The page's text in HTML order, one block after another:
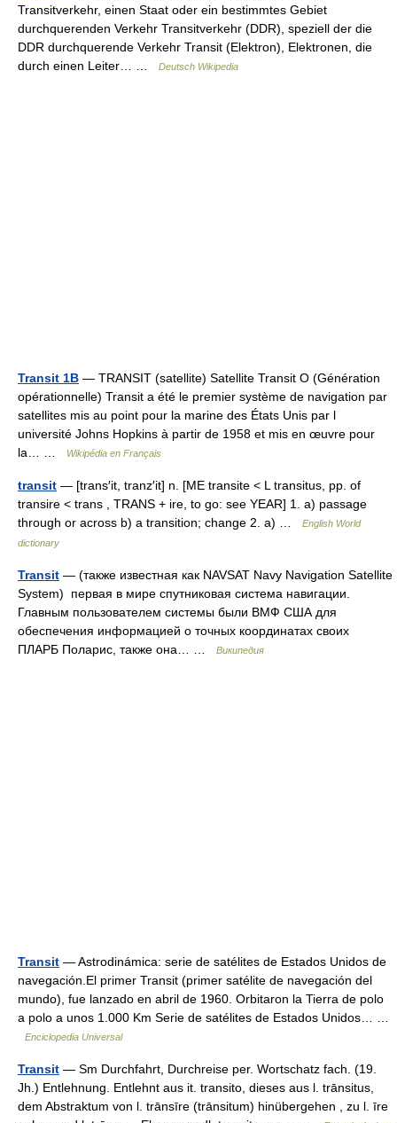
Transitverkehr, einen Staat oder ein bestimmtes Gebiet
durchquerenden Verkehr Transitverkehr (DDR), speziell der die
DDR durchquerende Verkehr Transit (Elektron), Elektronen, die
durch einen Leiter… …
Deutsch Wikipedia
Transit 1B — TRANSIT (satellite) Satellite Transit O (Génération
opérationnelle) Transit a été le premier système de navigation par
satellites mis au point pour la marine des États Unis par l
université Johns Hopkins à partir de 1958 et mis en œuvre pour
la… …
Wikipédia en Français
transit — [trans′it, tranz′it] n. [ME transite < L transitus, pp. of
transire < trans , TRANS + ire, to go: see YEAR] 1. a) passage
through or across b) a transition; change 2. a) …
English World
dictionary
Transit — (также известная как NAVSAT Navy Navigation Satellite
System) первая в мире спутниковая система навигации.
Главным пользователем системы были ВМФ США для
обеспечения информацией о точных координатах своих
ПЛАРБ Поларис, также она… …
Википедия
Transit — Astrodinámica: serie de satélites de Estados Unidos de
navegación.El primer Transit (primer satélite de navegación del
mundo), fue lanzado en abril de 1960. Orbitaron la Tierra de polo
a polo a unos 1.000 Km Serie de satélites de Estados Unidos… …
Enciclopedia Universal
Transit — Sm Durchfahrt, Durchreise per. Wortschatz fach. (19.
Jh.) Entlehnung. Entlehnt aus it. transito, dieses aus l. trānsitus,
dem Abstraktum von l. trānsīre (trānsitum) hinübergehen , zu l. īre